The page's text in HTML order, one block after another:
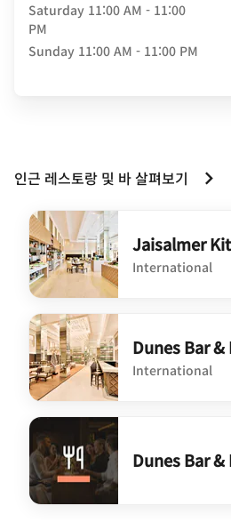
Saturday 11:00 AM - 11:00
PM
Sunday 11:00 AM - 11:00 PM
인근 레스토랑 및 바 살펴보기
Jaisalmer
International
undefined Jaisalmer Kitchen
Dunes Bar &
International
undefined Dunes Bar & Lounge
Dunes Bar &